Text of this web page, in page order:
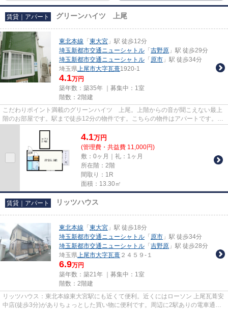
賃貸｜アパート グリーンハイツ 上尾
東北本線 「 東大宮 」駅 徒歩12分
埼玉新都市交通ニューシャトル 「 吉野原 」駅 徒歩29分
埼玉新都市交通ニューシャトル 「 原市 」駅 徒歩34分
埼玉県上尾市大字瓦葺1920-1
4.1万円
築年数：築35年 ｜募集中： 1室
階数：2階建
こだわりポイント満載のグリーンハイツ 上尾。上階からの音が聞こえない最上
階のお部屋です。駅まで徒歩12分の物件です。こちらの物件はアパートです。住
4.1万円
(管理費・共益費 11,000円)
敷：0ヶ月｜礼：1ヶ月
所在階：2階
間取り：1R
面積：13.30㎡
賃貸｜アパート リッツハウス
東北本線 「 東大宮 」駅 徒歩18分
埼玉新都市交通ニューシャトル 「 原市 」駅 徒歩34分
埼玉新都市交通ニューシャトル 「 吉野原 」駅 徒歩28分
埼玉県上尾市大字瓦葺 ２４５９-１
6.9万円
築年数：築21年 ｜募集中： 1室
階数：2階建
リッツハウス：東北本線東大宮駅にも近くて便利。近くにはローソン 上尾瓦葺安
中店(徒歩3分)がありちょっとした買い物に便利です。周辺に2駅ありの電車通勤